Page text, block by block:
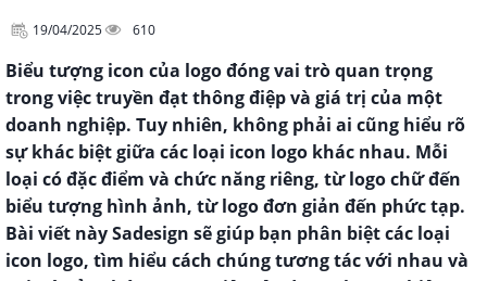
19/04/2025 610
Biểu tượng icon của logo đóng vai trò quan trọng
trong việc truyền đạt thông điệp và giá trị của một
doanh nghiệp. Tuy nhiên, không phải ai cũng hiểu rõ
sự khác biệt giữa các loại icon logo khác nhau. Mỗi
loại có đặc điểm và chức năng riêng, từ logo chữ đến
biểu tượng hình ảnh, từ logo đơn giản đến phức tạp.
Bài viết này Sadesign sẽ giúp bạn phân biệt các loại
icon logo, tìm hiểu cách chúng tương tác với nhau và